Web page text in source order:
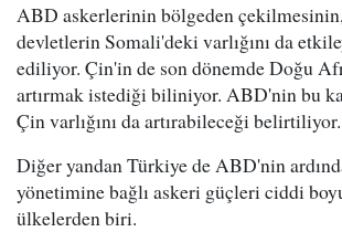
ABD askerlerinin bölgeden
devletlerin Somali'deki varlığını da
ediliyor. Çin'in de son dönemde Doğu
artırmak istediği biliniyor. ABD'nin bu
Çin varlığını da artırabileceği belirtiliyor.
Diğer yandan Türkiye de ABD'nin
yönetimine bağlı askeri güçleri ciddi
ülkelerden biri.